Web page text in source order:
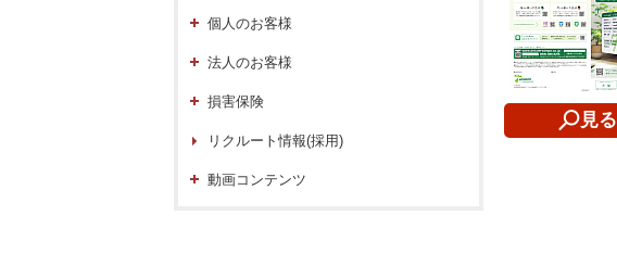
見る
個人のお客様
法人のお客様
損害保険
リクルート情報(採用)
動画コンテンツ